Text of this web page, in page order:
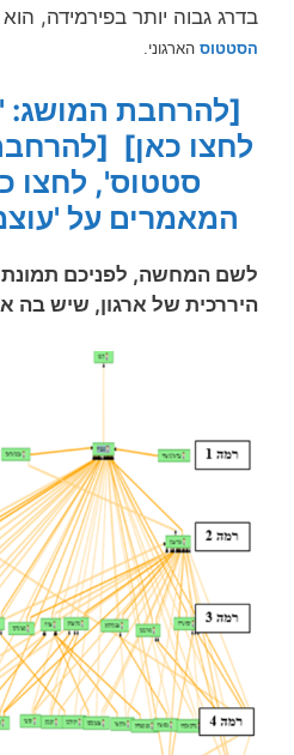
בדרג גבוה יותר בפירמידה, הוא
הסטטוס הארגוני.
[להרחבת המושג:
לחצו כאן]
סטטוס', לחצו
המאמרים על
לשם המחשה, לפניכם
היררכית של ארגון, שיש בה